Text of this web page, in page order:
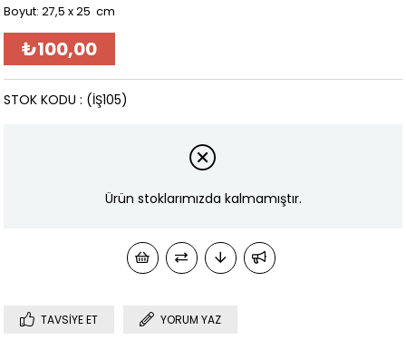
Boyut: 27,5 x 25 cm
₺100,00
(İŞ105)
STOK KODU
Ürün stoklarımızda kalmamıştır.
TAVSIYE ET YORUM YAZ